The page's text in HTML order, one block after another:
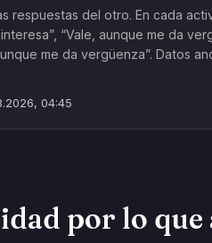
respuestas del otro. En cada
“Vale, aunque me da
me da vergüenza”. Datos
04:45
por lo que